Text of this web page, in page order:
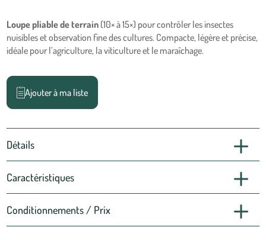
Loupe pliable de terrain (10× à 15×) pour contrôler les insectes
nuisibles et observation fine des cultures. Compacte, légère et précise,
idéale pour l’agriculture, la viticulture et le maraîchage.
Ajouter à ma liste
Détails
Caractéristiques
Conditionnements / Prix